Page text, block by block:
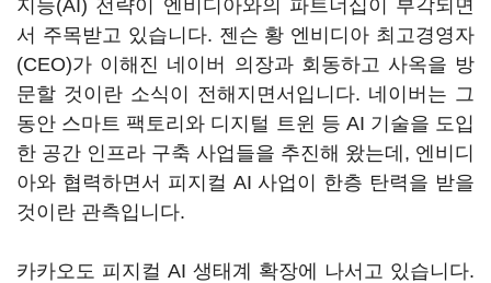
지능(AI) 전략이 엔비디아와의 파트너십이 부각되면
서 주목받고 있습니다. 젠슨 황 엔비디아 최고경영자
(CEO)가 이해진 네이버 의장과 회동하고 사옥을 방
문할 것이란 소식이 전해지면서입니다. 네이버는 그
동안 스마트 팩토리와 디지털 트윈 등 AI 기술을 도입
한 공간 인프라 구축 사업들을 추진해 왔는데, 엔비디
아와 협력하면서 피지컬 AI 사업이 한층 탄력을 받을
것이란 관측입니다.
카카오도 피지컬 AI 생태계 확장에 나서고 있습니다.